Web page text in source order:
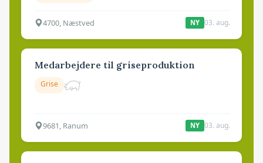
4700, Næstved NY 03. aug.
Medarbejdere til griseproduktion
Grise
9681, Ranum NY 03. aug.